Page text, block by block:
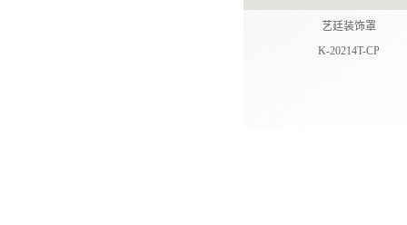
艺廷装饰罩
K-20214T-CP